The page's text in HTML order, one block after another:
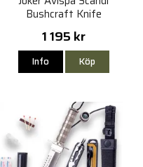
Bushcraft Knife
1 195 kr
Info Köp